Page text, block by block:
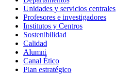
Unidades y servicios centrales
Profesores e investigadores
Institutos y Centros
Sostenibilidad
Calidad
Alumni
Canal Ético
Plan estratégico